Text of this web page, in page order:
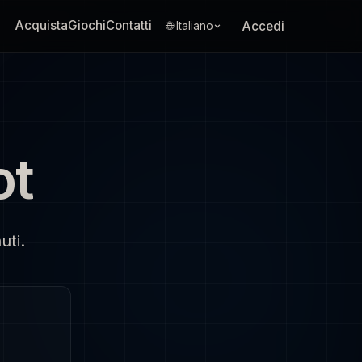
AcquistaGiochiContatti 🌐 Italiano Accedi